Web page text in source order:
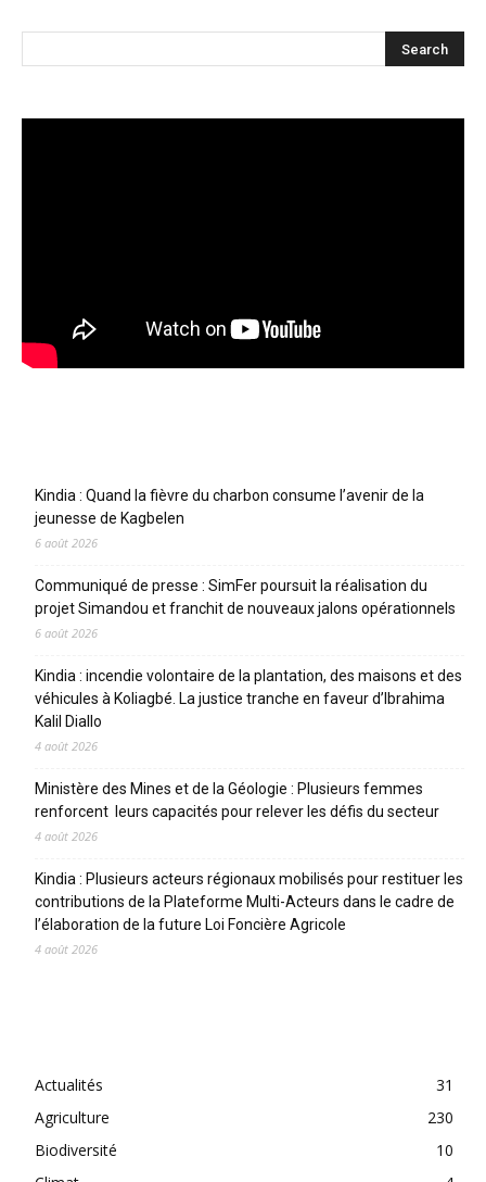
Kindia : Quand la fièvre du charbon consume l’avenir de la
jeunesse de Kagbelen
6 août 2026
Communiqué de presse : SimFer poursuit la réalisation du
projet Simandou et franchit de nouveaux jalons opérationnels
6 août 2026
Kindia : incendie volontaire de la plantation, des maisons et des
véhicules à Koliagbé. La justice tranche en faveur d’Ibrahima
Kalil Diallo
4 août 2026
Ministère des Mines et de la Géologie : Plusieurs femmes
renforcent leurs capacités pour relever les défis du secteur
4 août 2026
Kindia : Plusieurs acteurs régionaux mobilisés pour restituer les
contributions de la Plateforme Multi-Acteurs dans le cadre de
l’élaboration de la future Loi Foncière Agricole
4 août 2026
Actualités
31
Agriculture
230
Biodiversité
10